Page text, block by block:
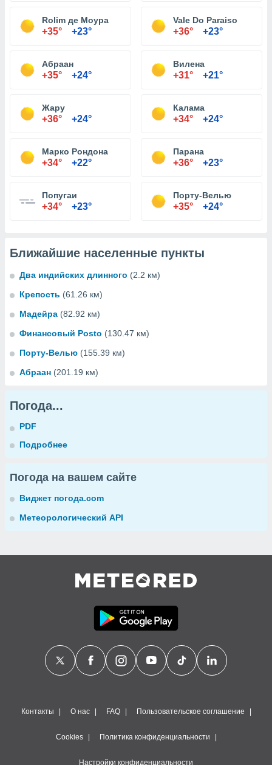
Rolim де Моура
+35° +23°
Vale Do Paraiso
+36° +23°
Абраан
+35° +24°
Вилена
+31° +21°
Жару
+36° +24°
Калама
+34° +24°
Марко Рондона
+34° +22°
Парана
+36° +23°
Попугаи
+34° +23°
Порту-Велью
+35° +24°
Ближайшие населенные пункты
Два индийских длинного (2.2 км)
Крепость (61.26 км)
Мадейра (82.92 км)
Финансовый Posto (130.47 км)
Порту-Велью (155.39 км)
Абраан (201.19 км)
Погода...
PDF
Подробнее
Погода на вашем сайте
Виджет погода.com
Метеорологический API
Контакты О нас FAQ Пользовательское соглашение
Cookies Политика конфиденциальности
Настройки конфиденциальности